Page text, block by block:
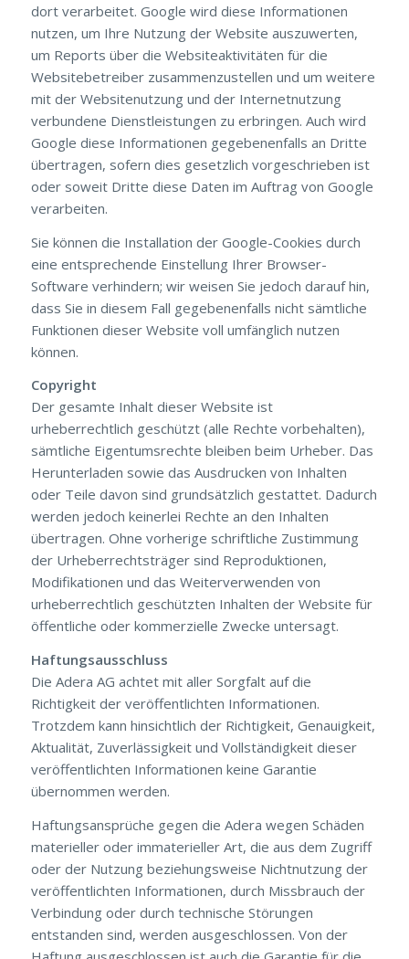
dort verarbeitet. Google wird diese Informationen
nutzen, um Ihre Nutzung der Website auszuwerten,
um Reports über die Websiteaktivitäten für die
Websitebetreiber zusammenzustellen und um weitere
mit der Websitenutzung und der Internetnutzung
verbundene Dienstleistungen zu erbringen. Auch wird
Google diese Informationen gegebenenfalls an Dritte
übertragen, sofern dies gesetzlich vorgeschrieben ist
oder soweit Dritte diese Daten im Auftrag von Google
verarbeiten.
Sie können die Installation der Google-Cookies durch
eine entsprechende Einstellung Ihrer Browser-
Software verhindern; wir weisen Sie jedoch darauf hin,
dass Sie in diesem Fall gegebenenfalls nicht sämtliche
Funktionen dieser Website voll umfänglich nutzen
können.
Copyright
Der gesamte Inhalt dieser Website ist
urheberrechtlich geschützt (alle Rechte vorbehalten),
sämtliche Eigentumsrechte bleiben beim Urheber. Das
Herunterladen sowie das Ausdrucken von Inhalten
oder Teile davon sind grundsätzlich gestattet. Dadurch
werden jedoch keinerlei Rechte an den Inhalten
übertragen. Ohne vorherige schriftliche Zustimmung
der Urheberrechtsträger sind Reproduktionen,
Modifikationen und das Weiterverwenden von
urheberrechtlich geschützten Inhalten der Website für
öffentliche oder kommerzielle Zwecke untersagt.
Haftungsausschluss
Die Adera AG achtet mit aller Sorgfalt auf die
Richtigkeit der veröffentlichten Informationen.
Trotzdem kann hinsichtlich der Richtigkeit, Genauigkeit,
Aktualität, Zuverlässigkeit und Vollständigkeit dieser
veröffentlichten Informationen keine Garantie
übernommen werden.
Haftungsansprüche gegen die Adera wegen Schäden
materieller oder immaterieller Art, die aus dem Zugriff
oder der Nutzung beziehungsweise Nichtnutzung der
veröffentlichten Informationen, durch Missbrauch der
Verbindung oder durch technische Störungen
entstanden sind, werden ausgeschlossen. Von der